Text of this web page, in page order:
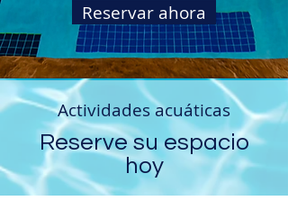
Reservar ahora
Actividades acuáticas
Reserve su espacio
hoy